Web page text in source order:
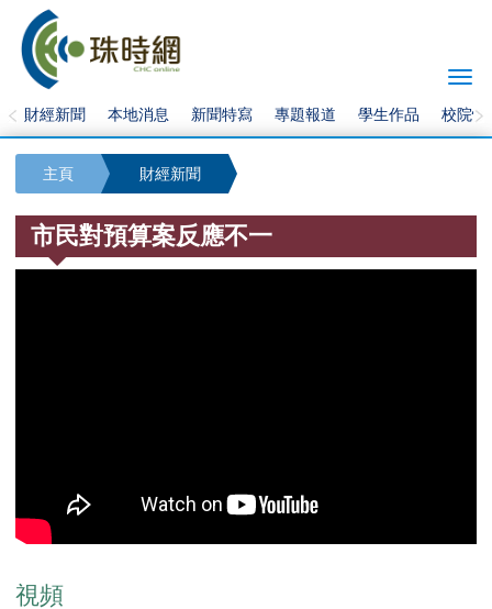
財經新聞 本地消息 新聞特寫 專題報道 學生作品 校院快
主頁 財經新聞
市民對預算案反應不一
視頻